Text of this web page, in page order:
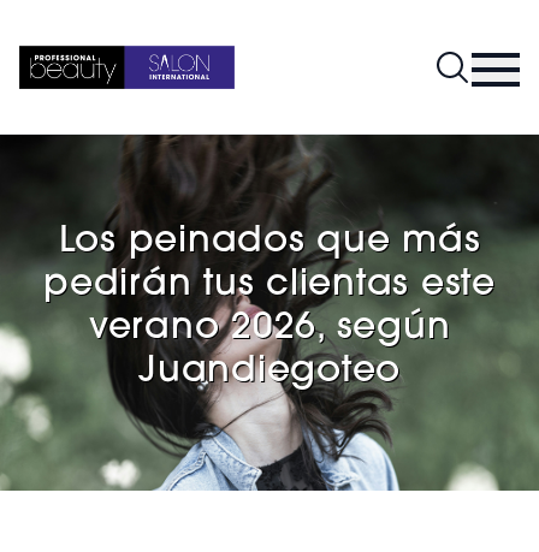
Los peinados que más
pedirán tus clientas este
verano 2026, según
Juandiegoteo